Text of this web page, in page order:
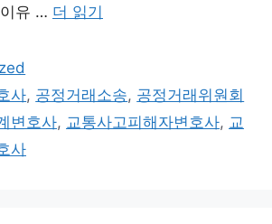
유 … 더 읽기
사, 공정거래소송, 공정거래위원회
변호사, 교통사고피해자변호사, 교
사